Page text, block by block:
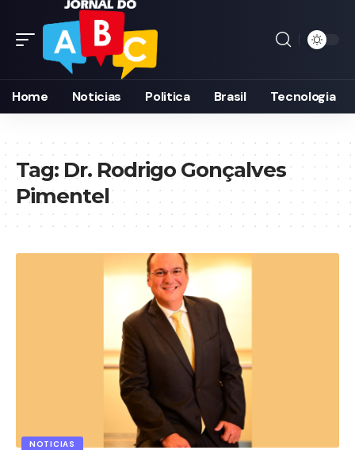
Home Noticias Politica Brasil Tecnologia
Tag: Dr. Rodrigo Gonçalves
Pimentel
NOTICIAS